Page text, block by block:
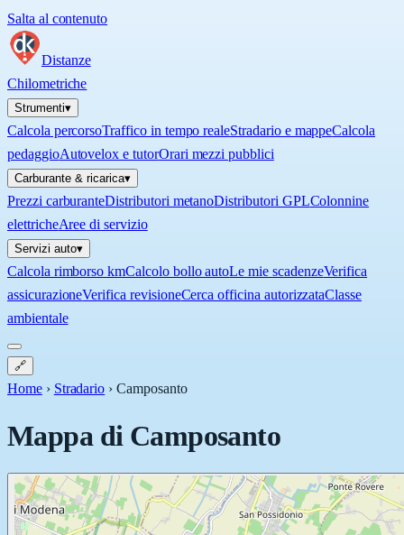
Salta al contenuto
Distanze
Chilometriche
Strumenti▾
Calcola percorsoTraffico in tempo realeStradario e mappeCalcola
pedaggioAutovelox e tutorOrari mezzi pubblici
Carburante & ricarica▾
Prezzi carburanteDistributori metanoDistributori GPLColonnine
elettricheAree di servizio
Servizi auto▾
Calcola rimborso kmCalcolo bollo autoLe mie scadenzeVerifica
assicurazioneVerifica revisioneCerca officina autorizzataClasse
ambientale
🔗
Home › Stradario ›Camposanto
Mappa di Camposanto